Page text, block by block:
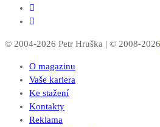
© 2004-2026 Petr Hruška | © 2008-2026
O magazinu
Vaše kariera
Ke stažení
Kontakty
Reklama